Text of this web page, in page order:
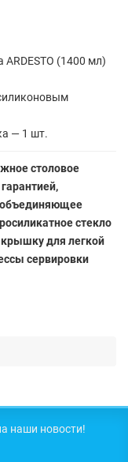
ARDESTO (1400 мл)
— 1 шт.
столовое
объединяющее
стекло
крышку для легкой
сервировки
наши новости!